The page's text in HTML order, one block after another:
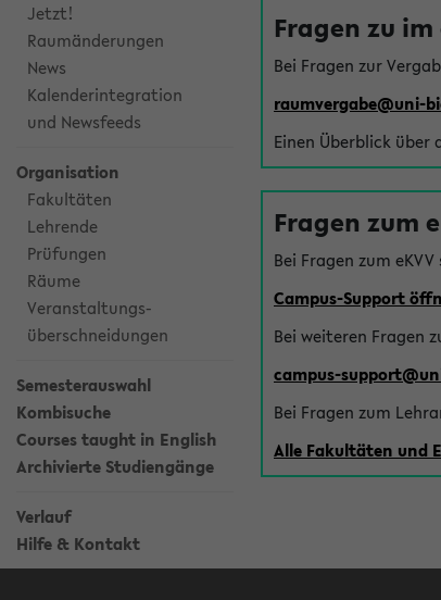
Jetzt!
Raumänderungen
News
Kalenderintegration
und Newsfeeds
Organisation
Fakultäten
Lehrende
Prüfungen
Räume
Veranstaltungs-
überschneidungen
Semesterauswahl
Kombisuche
Courses taught in English
Archivierte Studiengänge
Verlauf
Hilfe & Kontakt
Fragen zu
Bei Fragen zur
raumvergabe@uni-
Einen Überblick über
Fragen zum
Bei Fragen zum
Campus-Support
Bei weiteren Fragen
campus-
Bei Fragen zum
Alle Fakultäten und